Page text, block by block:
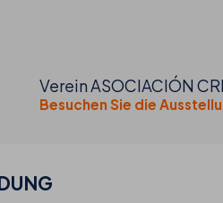
Verein ASOCIACIÓN
Besuchen Sie die